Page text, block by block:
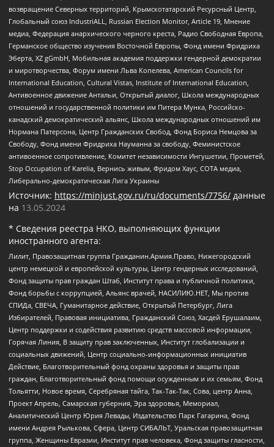
возвращение Северных территорий, Крымскотатарский Ресурсный Центр,
Глобальный союз IndustriALL, Russian Election Monitor, Article 19, Мнение
медиа, Федерация анархического черного креста, Радио Свободная Европа,
Германское общество изучения Восточной Европы, Фонд имени Фридриха
Эберта, XZ gGmbH, Мобильная академия поддержки гендерной демократии
и миротворчества, Форум имени Льва Копелева, American Councils for
International Education, Cultural Vistas, Institute of International Education,
Антивоенное движение Антальи, Открытый диалог, Школа международных
отношений и государственной политики им Питера Мунка, Российско-
канадский демократический альянс, Школа международных отношений им
Нормана Патерсона, Центр Гражданских Свобод, Фонд Бориса Немцова за
Свободу, Фонд имени Фридриха Науманна за свободу, Феминистское
антивоенное сопротивление, Комитет независимости Ингушетии, Прометей,
Stop Occupation of Karelia, Вернись живым, Фридом Хаус, СОТА медиа,
Либерально-демократическая Лига Украины
Источник: https://minjust.gov.ru/ru/documents/7756/ данные
на 13.05.2024
* Сведения реестра НКО, выполняющих функции
иностранного агента:
Лилит, Правозащитная группа Гражданин.Армия.Право, Нижегородский
центр немецкой и европейской культуры, Центр гендерных исследований,
Фонд защиты прав граждан Штаб, Институт права и публичной политики,
Фонд борьбы с коррупцией, Альянс врачей, НАСИЛИЮ.НЕТ, Мы против
СПИДа, СВЕЧА, Гуманитарное действие, Открытый Петербург, Лига
Избирателей, Правовая инициатива, Гражданский Союз, Хасдей Ерушалаим,
Центр поддержки и содействия развитию средств массовой информации,
Горячая Линия, В защиту прав заключенных, Институт глобализации и
социальных движений, Центр социально-информационных инициатив
Действие, Благотворительный фонд охраны здоровья и защиты прав
граждан, Благотворительный фонд помощи осужденным и их семьям, Фонд
Тольятти, Новое время, Серебряная тайга, Так-Так-Так, Сова, центр Анна,
Проект Апрель, Самарская губерния, Эра здоровья, Мемориал,
Аналитический Центр Юрия Левады, Издательство Парк Гагарина, Фонд
имени Андрея Рылькова, Сфера, Центр СИБАЛЬТ, Уральская правозащитная
группа, Женщины Евразии, Институт прав человека, Фонд защиты гласности,